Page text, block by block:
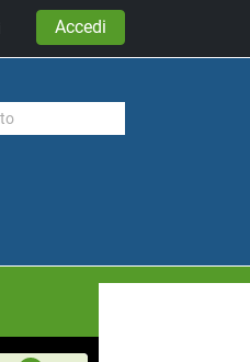
Accedi